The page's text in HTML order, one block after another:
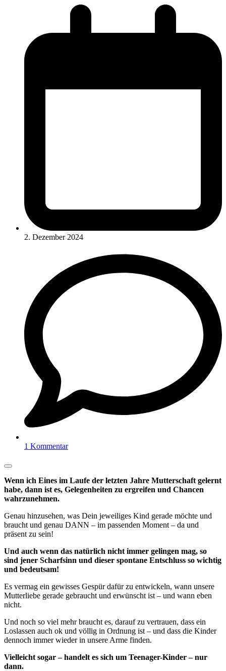
2. Dezember 2024
1 Kommentar
Wenn ich Eines im Laufe der letzten Jahre Mutterschaft gelernt
habe, dann ist es, Gelegenheiten zu ergreifen und Chancen
wahrzunehmen.
Genau hinzusehen, was Dein jeweiliges Kind gerade möchte und
braucht und genau DANN – im passenden Moment – da und
präsent zu sein!
Und auch wenn das natürlich nicht immer gelingen mag, so
sind jener Scharfsinn und dieser spontane Entschluss so wichtig
und bedeutsam!
Es vermag ein gewisses Gespür dafür zu entwickeln, wann unsere
Mutterliebe gerade gebraucht und erwünscht ist – und wann eben
nicht.
Und noch so viel mehr braucht es, darauf zu vertrauen, dass ein
Loslassen auch ok und völlig in Ordnung ist – und dass die Kinder
dennoch immer wieder in unsere Arme finden.
Vielleicht sogar – handelt es sich um Teenager-Kinder – nur
dann.